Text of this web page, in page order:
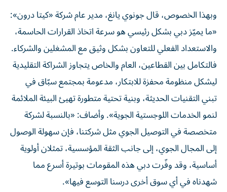
وبهذا الخصوص، قال جونوي يانغ، مدير عام شركة «كيتا درون»:
«ما يميّز دبي بشكل رئيسي هو سرعة اتخاذ القرارات الحاسمة،
والاستعداد الفعلي للتعاون بشكل وثيق مع المشغلين والشركاء.
فالتكامل بين القطاعين، العام والخاص يتجاوز الشراكة التقليدية
ليشكل منظومة محفزة للابتكار، مدعومة بمجتمع سبّاق في
تبني التقنيات الحديثة، وبنية تحتية متطورة تهيئ البيئة الملائمة
لنمو الخدمات اللوجستية الجوية». وأضاف: «بالنسبة لشركة
متخصصة في التوصيل الجوي مثل شركتنا، فإن سهولة الوصول
إلى المجال الجوي، إلى جانب الثقة المؤسسية، تمثلان أولوية
أساسية، وقد وفّرت دبي هذه المقومات بوتيرة أسرع مما
شهدناه في أي سوق أخرى درسنا التوسع فيها».